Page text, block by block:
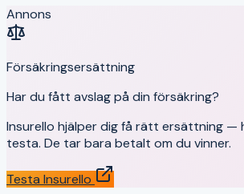
Annons
Försäkringsersättning
Har du fått avslag på din försäkring?
Insurello hjälper dig få rätt ersättning —
testa. De tar bara betalt om du vinner.
Testa Insurello